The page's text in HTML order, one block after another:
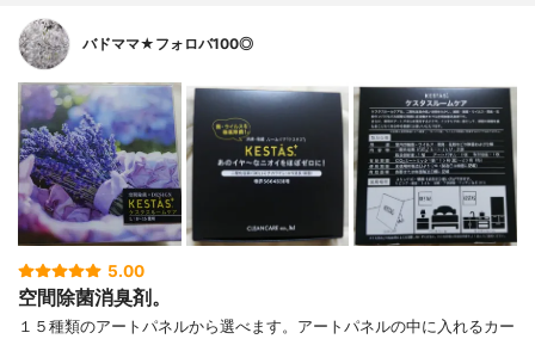
バドママ★フォロバ100◎
5.00
空間除菌消臭剤。
１５種類のアートパネルから選べます。アートパネルの中に入れるカー